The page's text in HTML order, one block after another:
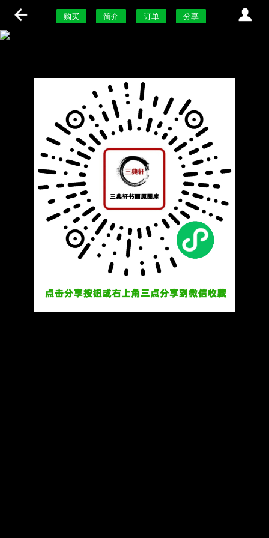
购买 简介 订单 分享